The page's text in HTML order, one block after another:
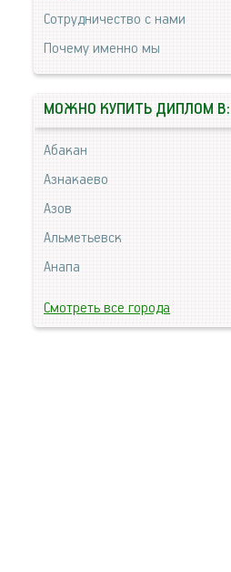
Сотрудничество с нами
Почему именно мы
МОЖНО КУПИТЬ ДИПЛОМ В:
Абакан
Азнакаево
Азов
Альметьевск
Анапа
Смотреть все города